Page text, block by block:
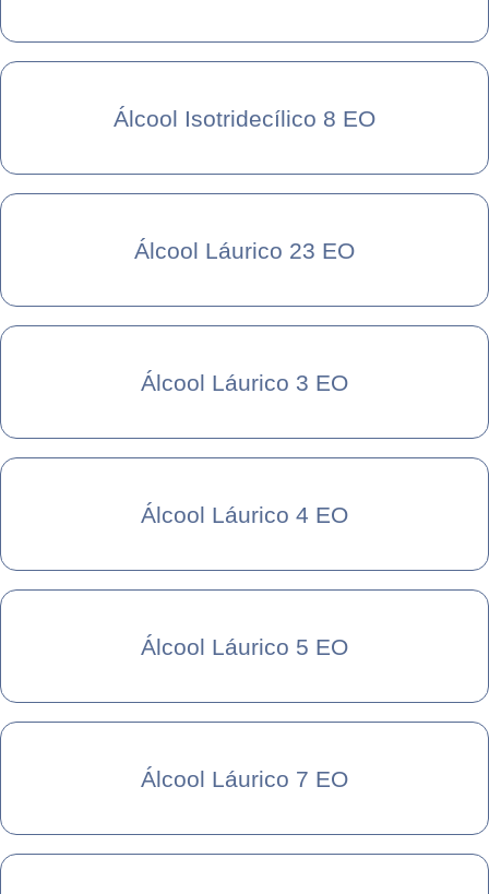
Álcool Isotridecílico 8 EO
Álcool Láurico 23 EO
Álcool Láurico 3 EO
Álcool Láurico 4 EO
Álcool Láurico 5 EO
Álcool Láurico 7 EO